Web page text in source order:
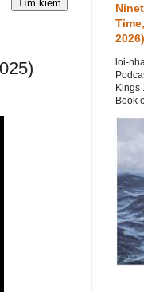
2026)
loi-
Kings
Book